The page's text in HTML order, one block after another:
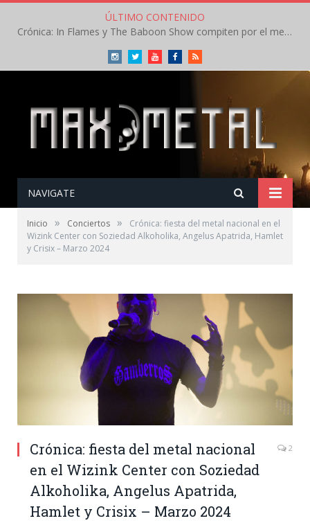
ÚLTIMO CONTENIDO
Crónica: Arch Enemy brilla en la segunda jornada del Leyendas del Rock – Jueves – Agosto 2026
InstagramTwitterYoutubeFacebookRSS
NAVIGATE
Inicio » Conciertos »
Crónica: fiesta del metal nacional en el
Wizink Center con Soziedad Alkoholika, Angelus Apatrida, Hamlet
y Crisix – Marzo 2024
Crónica: fiesta del metal nacional
en el Wizink Center con Soziedad
Alkoholika, Angelus Apatrida,
Hamlet y Crisix – Marzo 2024
2